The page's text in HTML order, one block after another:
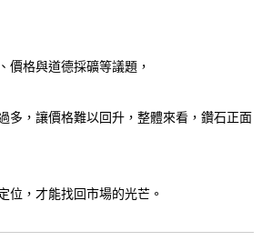
價格與道德採礦等議題，
多，讓價格難以回升，整體來看，鑽石正面
位，才能找回市場的光芒。